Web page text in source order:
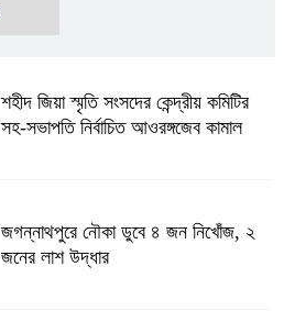
শহীদ জিয়া স্মৃতি সংসদের কেন্দ্রীয় কমিটির
সহ-সভাপতি নির্বাচিত আওরঙ্গজেব কামাল
জগন্নাথপুরে নৌকা ডুবে ৪ জন নিখোঁজ, ২
জনের লাশ উদ্ধার